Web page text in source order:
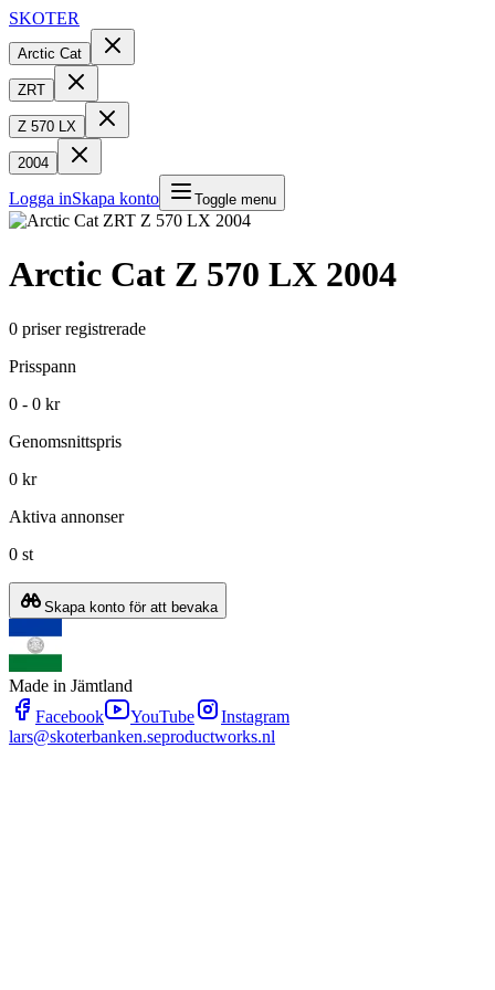
SKOTER
Arctic Cat
ZRT
Z 570 LX
2004
Logga inSkapa konto Toggle menu
Arctic Cat Z 570 LX 2004
0 priser registrerade
Prisspann
0 - 0 kr
Genomsnittspris
0 kr
Aktiva annonser
0 st
Skapa konto för att bevaka
Made in Jämtland
Facebook
YouTube
Instagram
lars@skoterbanken.seproductworks.nl